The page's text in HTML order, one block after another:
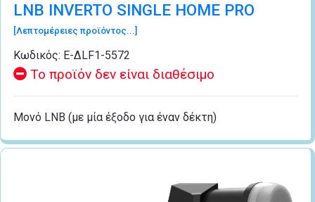
LNB INVERTO SINGLE HOME PRO
[Λεπτομέρειες προϊόντος...]
Κωδικός: Ε-ΔLF1-5572
Το προϊόν δεν είναι διαθέσιμο
Μονό LNB (με μία έξοδο για έναν δέκτη)